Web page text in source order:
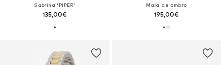
Sabrina 'PIPER'
135,00€
Mala de ombro
195,00€